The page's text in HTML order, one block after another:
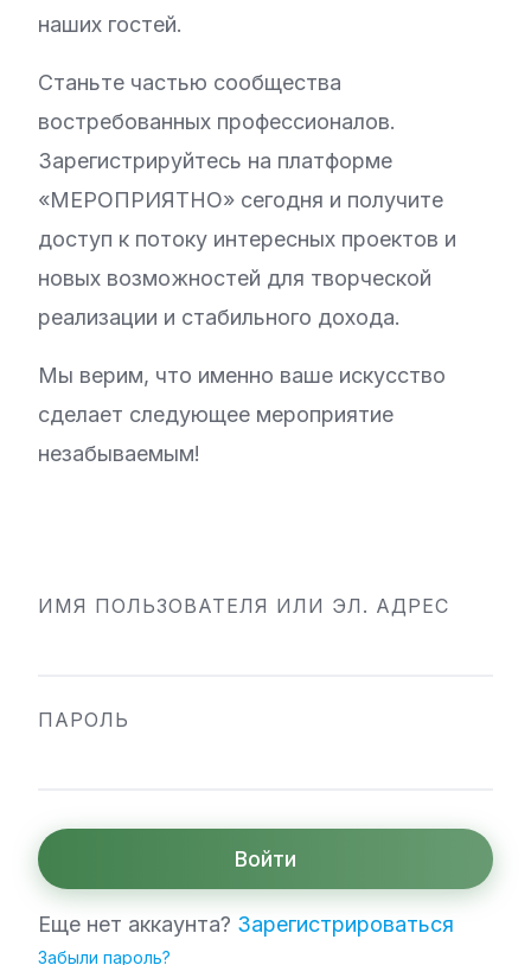
наших гостей.
Станьте частью сообщества
востребованных профессионалов.
Зарегистрируйтесь на платформе
«МЕРОПРИЯТНО» сегодня и получите
доступ к потоку интересных проектов и
новых возможностей для творческой
реализации и стабильного дохода.
Мы верим, что именно ваше искусство
сделает следующее мероприятие
незабываемым!
ИМЯ ПОЛЬЗОВАТЕЛЯ ИЛИ ЭЛ. АДРЕС
ПАРОЛЬ
Войти
Еще нет аккаунта? Зарегистрироваться
Забыли пароль?